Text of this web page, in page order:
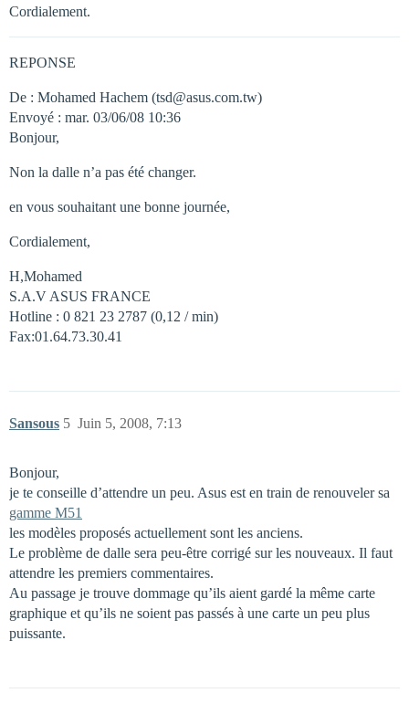
Cordialement.
REPONSE
De : Mohamed Hachem (tsd@asus.com.tw)
Envoyé : mar. 03/06/08 10:36
Bonjour,
Non la dalle n’a pas été changer.
en vous souhaitant une bonne journée,
Cordialement,
H,Mohamed
S.A.V ASUS FRANCE
Hotline : 0 821 23 2787 (0,12 / min)
Fax:01.64.73.30.41
Sansous Juin 5, 2008, 7:13
5
Bonjour,
je te conseille d’attendre un peu. Asus est en train de renouveler sa
gamme M51
les modèles proposés actuellement sont les anciens.
Le problème de dalle sera peu-être corrigé sur les nouveaux. Il faut
attendre les premiers commentaires.
Au passage je trouve dommage qu’ils aient gardé la même carte
graphique et qu’ils ne soient pas passés à une carte un peu plus
puissante.